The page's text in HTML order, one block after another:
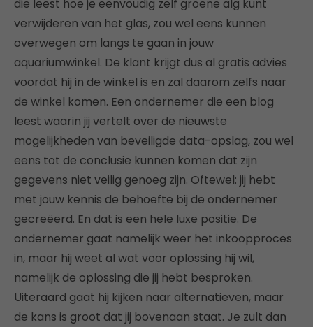
die leest hoe je eenvoudig zelf groene alg kunt
verwijderen van het glas, zou wel eens kunnen
overwegen om langs te gaan in jouw
aquariumwinkel. De klant krijgt dus al gratis advies
voordat hij in de winkel is en zal daarom zelfs naar
de winkel komen. Een ondernemer die een blog
leest waarin jij vertelt over de nieuwste
mogelijkheden van beveiligde data-opslag, zou wel
eens tot de conclusie kunnen komen dat zijn
gegevens niet veilig genoeg zijn. Oftewel: jij hebt
met jouw kennis de behoefte bij de ondernemer
gecreëerd. En dat is een hele luxe positie. De
ondernemer gaat namelijk weer het inkoopproces
in, maar hij weet al wat voor oplossing hij wil,
namelijk de oplossing die jij hebt besproken.
Uiteraard gaat hij kijken naar alternatieven, maar
de kans is groot dat jij bovenaan staat. Je zult dan